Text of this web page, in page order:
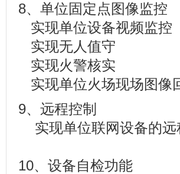
8、单位固定点图像监控
实现单位设备视频监控
实现无人值守
实现火警核实
实现单位火场现场图像
9、远程控制
实现单位联网设备的远
10、设备自检功能